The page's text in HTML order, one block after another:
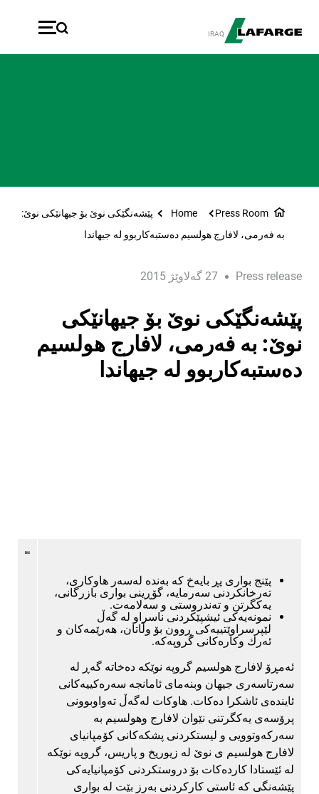
IRAQ
Home Press Room
پێشه‌نگێكی نوێ بۆ جیهانێكی نوێ:
به‌ فه‌رمی، لافارج هولسیم ده‌ستبه‌كاربوو له‌ جیهاندا
Press release 27 گەلاوێژ 2015
پێشه‌نگێكی نوێ بۆ جیهانێكی
نوێ: به‌ فه‌رمی، لافارج هولسیم
ده‌ستبه‌كاربوو له‌ جیهاندا
پێنج بواری پڕ بایه‌خ كه‌ به‌نده‌ له‌سه‌ر هاوكاری،
ته‌رخانكردنی سه‌رمایه‌، گۆڕینی بواری بازرگانی،
یه‌كگرتن و ته‌ندروستی و سه‌لامه‌ت.
نمونه‌یه‌كی ئیشپێكردنی ناسراو له‌ گه‌ڵ
لێپرسراوێتییه‌كی ڕوون بۆ وڵاتان، هه‌رێمه‌كان و
ئه‌رك وكاره‌كانی گروپه‌كه‌.
ئه‌مڕۆ لافارج هولسیم گروپه‌ نوێكه‌ ده‌خاته‌ گه‌ڕ له‌
سه‌رتاسه‌ری جیهان وبنه‌مای ئامانجه‌ سه‌ره‌كییه‌كانی
ئاینده‌ی ئاشكرا ده‌كات. هاوكات له‌گه‌ڵ ته‌واوبوونی
پرۆسه‌ی یه‌كگرتنی نێوان لافارج وهولسیم به‌
سه‌ركه‌وتوویی و لیستكردنی پشكه‌كانی كۆمپانیای
لافارج هولسیم ی نوێ له‌ زیوریخ و پاریس، گروپه‌ نوێكه‌
له‌ ئێستادا كارده‌كات بۆ دروستكردنی كۆمپانیایه‌كی
پێشه‌نگی کە ئاستی کارکردنی به‌رز بێت له‌ بواری